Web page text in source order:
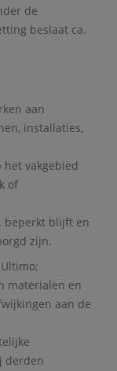
de
beslaat ca.
aan
installaties,
vakgebied
of
beperkt blijft en
zijn.
materialen en
aan de
derden